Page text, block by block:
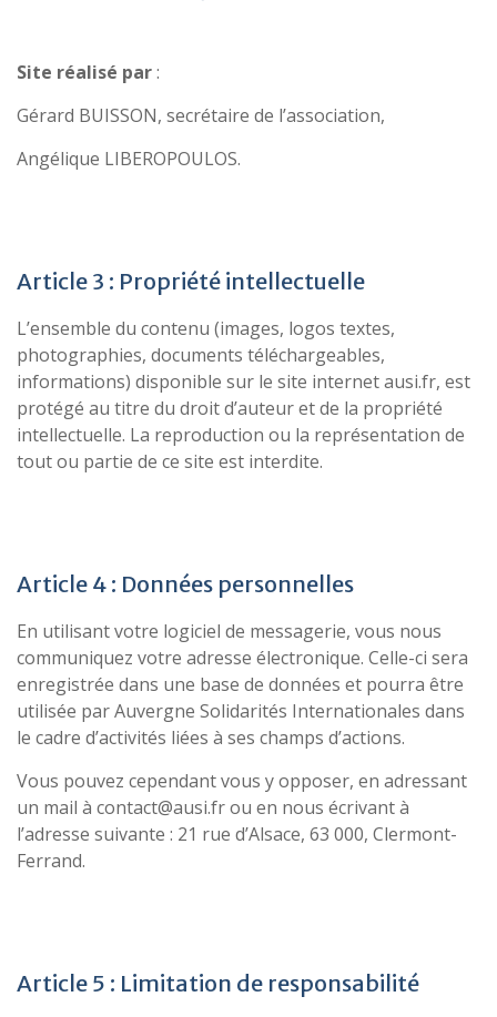
Site réalisé par:
Gérard BUISSON, secrétaire de l’association,
Angélique LIBEROPOULOS.
Article 3 : Propriété intellectuelle
L’ensemble du contenu (images, logos textes,
photographies, documents téléchargeables,
informations) disponible sur le site internet ausi.fr, est
protégé au titre du droit d’auteur et de la propriété
intellectuelle. La reproduction ou la représentation de
tout ou partie de ce site est interdite.
Article 4 : Données personnelles
En utilisant votre logiciel de messagerie, vous nous
communiquez votre adresse électronique. Celle-ci sera
enregistrée dans une base de données et pourra être
utilisée par Auvergne Solidarités Internationales dans
le cadre d’activités liées à ses champs d’actions.
Vous pouvez cependant vous y opposer, en adressant
un mail à contact@ausi.fr ou en nous écrivant à
l’adresse suivante : 21 rue d’Alsace, 63 000, Clermont-
Ferrand.
Article 5 : Limitation de responsabilité